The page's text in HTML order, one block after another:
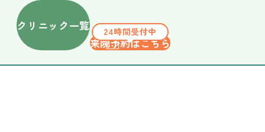
クリニック一覧 24時間受付中
来院予約はこちら